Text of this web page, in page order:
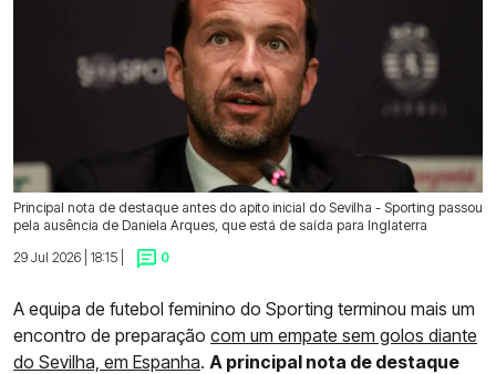
Principal nota de destaque antes do apito inicial do Sevilha - Sporting passou
pela ausência de Daniela Arques, que está de saída para Inglaterra
29 Jul 2026 | 18:15 |
0
A equipa de futebol feminino do Sporting terminou mais um
encontro de preparação com um empate sem golos diante
do Sevilha, em Espanha. A principal nota de destaque